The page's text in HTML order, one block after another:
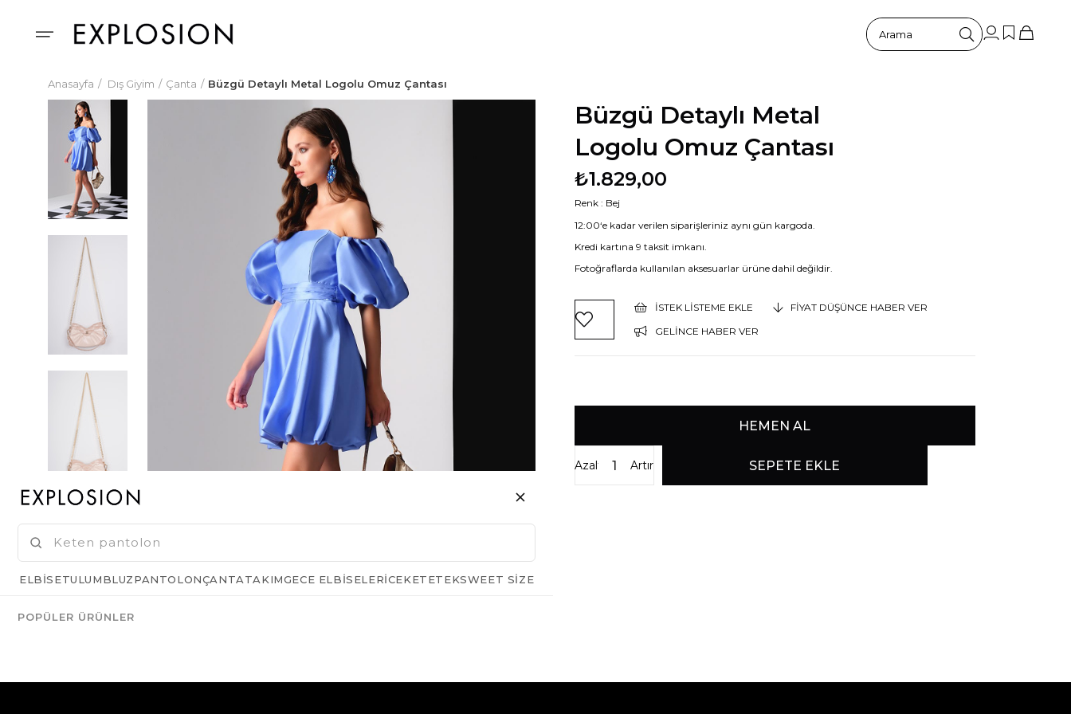
Anasayfa Dış Giyim Çanta Büzgü Detaylı Metal Logolu Omuz Çantası
Büzgü Detaylı Metal
Logolu Omuz Çantası
₺1.829,00
Renk : Bej
12:00‘e kadar verilen siparişleriniz aynı gün kargoda.
Kredi kartına 9 taksit imkanı.
Fotoğraflarda kullanılan aksesuarlar ürüne dahil değildir.
İSTEK LISTEME EKLE
FIYAT DÜŞÜNCE HABER VER
GELINCE HABER VER
Artır
Azalt
ELBISETULUMBLUZPANTOLONÇANTATAKIMGECE ELBISELERICEKETETEKSWEET SIZE
POPÜLER ÜRÜNLER